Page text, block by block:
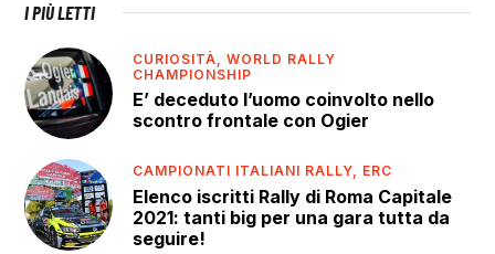
I PIÙ LETTI
CURIOSITÀ,WORLD RALLY
CHAMPIONSHIP
E’ deceduto l’uomo coinvolto nello
scontro frontale con Ogier
CAMPIONATI ITALIANI RALLY, ERC
Elenco iscritti Rally di Roma Capitale
2021: tanti big per una gara tutta da
seguire!